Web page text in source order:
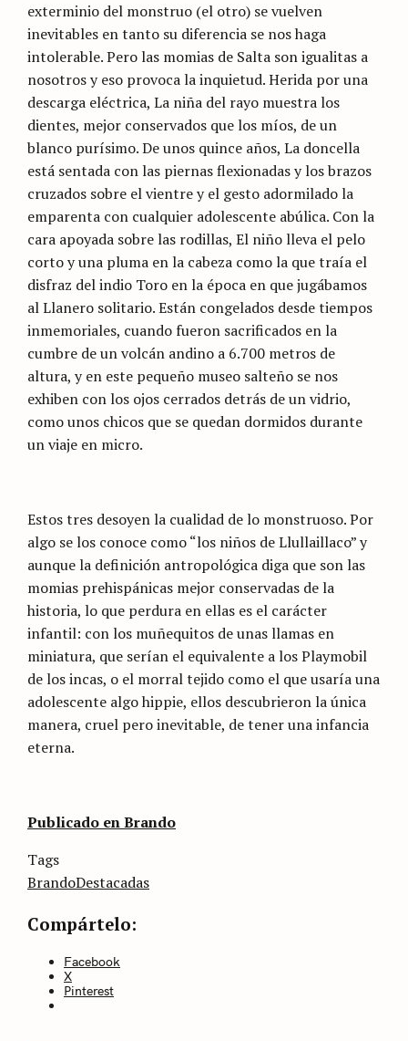
exterminio del monstruo (el otro) se vuelven
inevitables en tanto su diferencia se nos haga
intolerable. Pero las momias de Salta son igualitas a
nosotros y eso provoca la inquietud. Herida por una
descarga eléctrica, La niña del rayo muestra los
dientes, mejor conservados que los míos, de un
blanco purísimo. De unos quince años, La doncella
está sentada con las piernas flexionadas y los brazos
cruzados sobre el vientre y el gesto adormilado la
emparenta con cualquier adolescente abúlica. Con la
cara apoyada sobre las rodillas, El niño lleva el pelo
corto y una pluma en la cabeza como la que traía el
disfraz del indio Toro en la época en que jugábamos
al Llanero solitario. Están congelados desde tiempos
inmemoriales, cuando fueron sacrificados en la
cumbre de un volcán andino a 6.700 metros de
altura, y en este pequeño museo salteño se nos
exhiben con los ojos cerrados detrás de un vidrio,
como unos chicos que se quedan dormidos durante
un viaje en micro.
Estos tres desoyen la cualidad de lo monstruoso. Por
algo se los conoce como “los niños de Llullaillaco” y
aunque la definición antropológica diga que son las
momias prehispánicas mejor conservadas de la
historia, lo que perdura en ellas es el carácter
infantil: con los muñequitos de unas llamas en
miniatura, que serían el equivalente a los Playmobil
de los incas, o el morral tejido como el que usaría una
adolescente algo hippie, ellos descubrieron la única
manera, cruel pero inevitable, de tener una infancia
eterna.
Publicado en Brando
Categories
categoría
Tags
BrandoDestacadas
Compártelo:
Facebook
X
Pinterest